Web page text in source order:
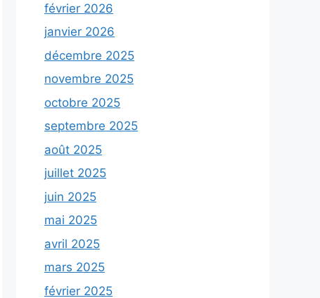
février 2026
janvier 2026
décembre 2025
novembre 2025
octobre 2025
septembre 2025
août 2025
juillet 2025
juin 2025
mai 2025
avril 2025
mars 2025
février 2025